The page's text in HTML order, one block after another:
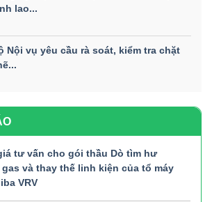
lao...
Nội vụ yêu cầu rà soát, kiểm tra chặt
tư vấn cho gói thầu Dò tìm hư
và thay thế linh kiện của tổ máy
VRV